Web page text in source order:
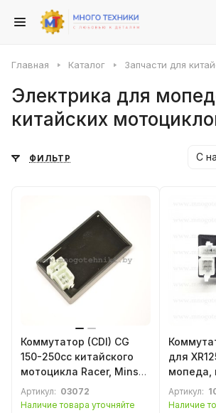
Главная Каталог Запчасти для
Электрика для
китайских
ФИЛЬТР С
Коммутатор (CDI) CG
150-250cc китайского
мотоцикла Racer, Minsk,
Irbis, Viper, Lifan, Loncin,
Zongshen, SYM, Forsage,
Артикул: 03072
Наличие товара уточняйте
для
мопеда,
Артикул:
Наличие